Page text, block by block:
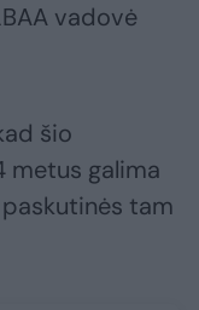
vadovė
šio
metus galima
tam